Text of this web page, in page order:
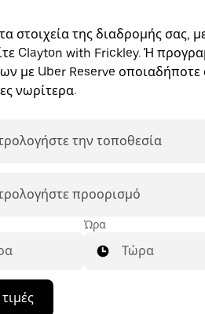
στοιχεία της διαδρομής σας,
Clayton with Frickley. Ή
με Uber Reserve οποιαδήποτε
νωρίτερα.
την τοποθεσία
προορισμό
Ώρα
Τώρα
τιμές